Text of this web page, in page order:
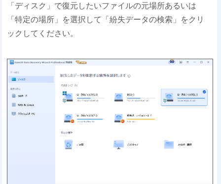
「ディスク」で復元したいファイルの元場所あるいは
「特定の場所」を選択して「紛失データの検索」をクリ
ックしてください。